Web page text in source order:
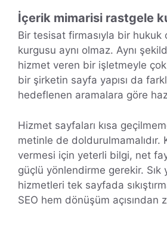
İçerik mimarisi rastgele
Bir tesisat firmasıyla bir hukuk
kurgusu aynı olmaz. Aynı
hizmet veren bir işletmeyle
bir şirketin sayfa yapısı da
hedeflenen aramalara göre
Hizmet sayfaları kısa
metinle de doldurulmamalıdır.
vermesi için yeterli bilgi, net
güçlü yönlendirme gerekir. Sık
hizmetleri tek sayfada
SEO hem dönüşüm açısından